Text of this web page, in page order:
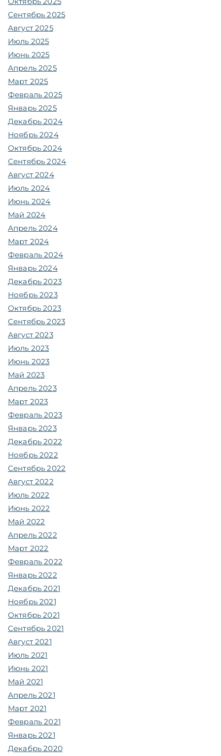
Сентябрь 2025
Август 2025
Июль 2025
Июнь 2025
Апрель 2025
Март 2025
Февраль 2025
Январь 2025
Декабрь 2024
Ноябрь 2024
Октябрь 2024
Сентябрь 2024
Август 2024
Июль 2024
Июнь 2024
Май 2024
Апрель 2024
Март 2024
Февраль 2024
Январь 2024
Декабрь 2023
Ноябрь 2023
Октябрь 2023
Сентябрь 2023
Август 2023
Июль 2023
Июнь 2023
Май 2023
Апрель 2023
Март 2023
Февраль 2023
Январь 2023
Декабрь 2022
Ноябрь 2022
Сентябрь 2022
Август 2022
Июль 2022
Июнь 2022
Май 2022
Апрель 2022
Март 2022
Февраль 2022
Январь 2022
Декабрь 2021
Ноябрь 2021
Октябрь 2021
Сентябрь 2021
Август 2021
Июль 2021
Июнь 2021
Май 2021
Апрель 2021
Март 2021
Февраль 2021
Январь 2021
Декабрь 2020